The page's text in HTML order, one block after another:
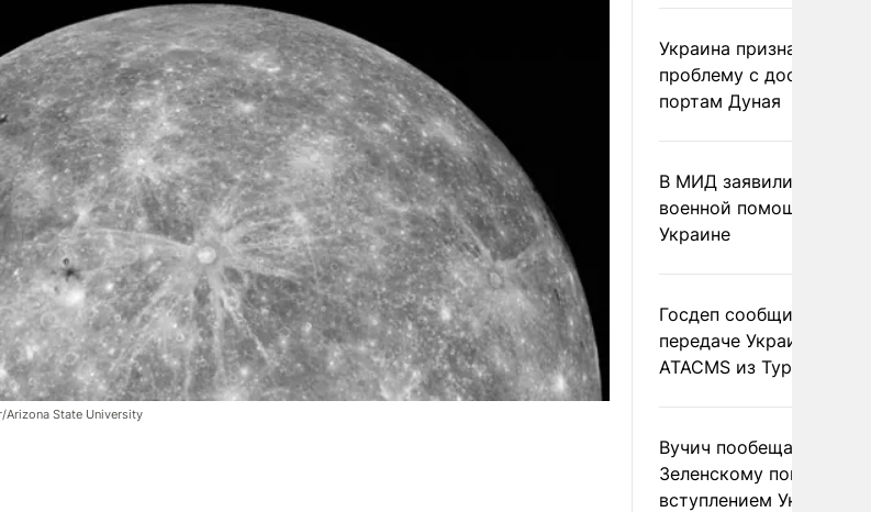
Arizona State University
Украина признала
проблему с доступом к
портам Дуная
В МИД заявили о
военной помощи
Украине
Госдеп сообщил о
передаче Украине
ATACMS из Турции
Вучич пообещал
Зеленскому помочь со
вступлением Украины в